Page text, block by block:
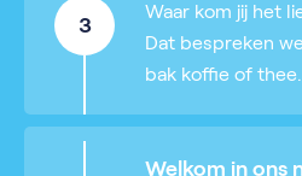
3
Waar kom jij het
Dat bespreken
bak koffie of thee.
Welkom in ons